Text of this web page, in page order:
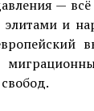
— всё
и